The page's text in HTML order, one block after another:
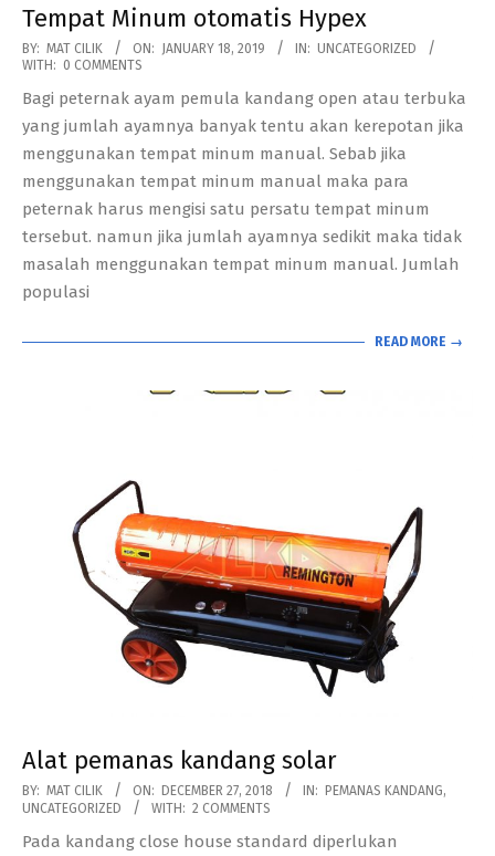
Tempat Minum otomatis Hypex
2019-
01-
18
BY: MAT CILIK ON: JANUARY 18, 2019 IN: UNCATEGORIZED
WITH: 0 COMMENTS
Bagi peternak ayam pemula kandang open atau terbuka
yang jumlah ayamnya banyak tentu akan kerepotan jika
menggunakan tempat minum manual. Sebab jika
menggunakan tempat minum manual maka para
peternak harus mengisi satu persatu tempat minum
tersebut. namun jika jumlah ayamnya sedikit maka tidak
masalah menggunakan tempat minum manual. Jumlah
populasi
READ MORE →
Alat pemanas kandang solar
2018-
12-
27
BY: MAT CILIK ON: DECEMBER 27, 2018 IN: PEMANAS KANDANG,
UNCATEGORIZED
WITH: 2 COMMENTS
Pada kandang close house standard diperlukan